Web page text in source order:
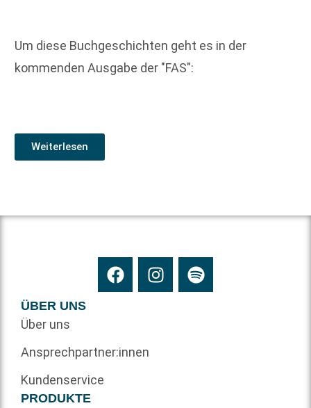
Um diese Buchgeschichten geht es in der
kommenden Ausgabe der "FAS":
Weiterlesen
ÜBER UNS
Über uns
Ansprechpartner:innen
Kundenservice
PRODUKTE